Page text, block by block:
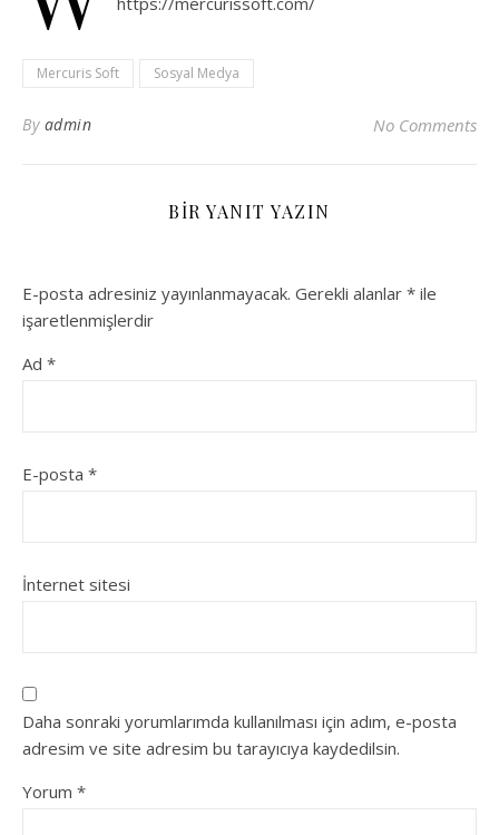
Mercuris Soft Sosyal Medya
By admin No Comments
BIR YANIT YAZIN
E-posta adresiniz yayınlanmayacak. Gerekli alanlar * ile
işaretlenmişlerdir
Ad *
E-posta *
İnternet sitesi
Daha sonraki yorumlarımda kullanılması için adım, e-posta
adresim ve site adresim bu tarayıcıya kaydedilsin.
Yorum *